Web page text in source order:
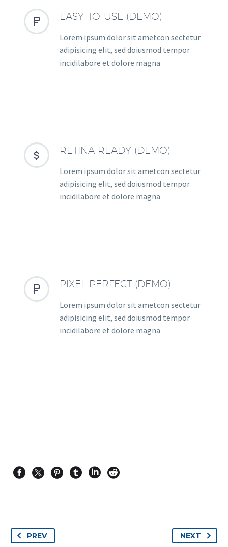

 EASY-TO-USE (DEMO)
Lorem ipsum dolor sit ametcon sectetur
adipisicing elit, sed doiusmod tempor
incidilabore et dolore magna

 RETINA READY (DEMO)
Lorem ipsum dolor sit ametcon sectetur
adipisicing elit, sed doiusmod tempor
incidilabore et dolore magna

 PIXEL PERFECT (DEMO)
Lorem ipsum dolor sit ametcon sectetur
adipisicing elit, sed doiusmod tempor
incidilabore et dolore magna
PREV NEXT